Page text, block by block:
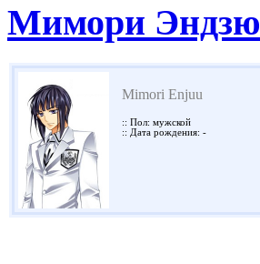
Мимори Эндзю
Mimori Enjuu
:: Пол: мужской
:: Дата рождения: -